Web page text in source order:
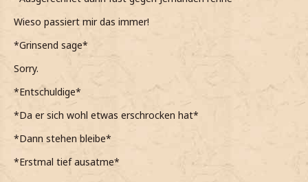
Wieso passiert mir das immer!
*Grinsend sage*
Sorry.
*Entschuldige*
*Da er sich wohl etwas erschrocken hat*
*Dann stehen bleibe*
*Erstmal tief ausatme*